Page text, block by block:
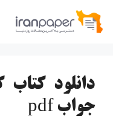
پرش
دانلود کتاب
جواب pdf